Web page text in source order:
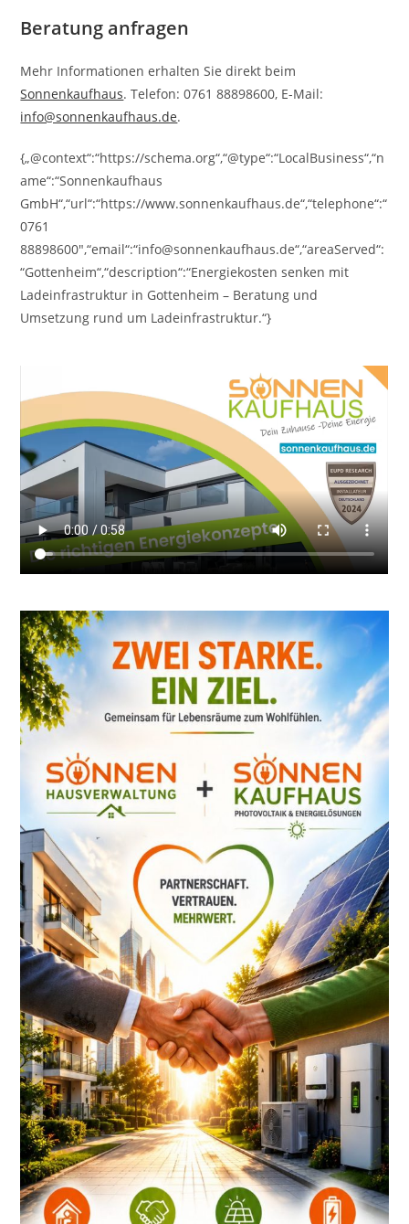
Beratung anfragen
Mehr Informationen erhalten Sie direkt beim
Sonnenkaufhaus. Telefon: 0761 88898600, E-Mail:
info@sonnenkaufhaus.de.
{„@context“:“https://schema.org“,“@type“:“LocalBusiness“,“n
ame“:“Sonnenkaufhaus
GmbH“,“url“:“https://www.sonnenkaufhaus.de“,“telephone“:“
0761
88898600″,“email“:“info@sonnenkaufhaus.de“,“areaServed“:
“Gottenheim“,“description“:“Energiekosten senken mit
Ladeinfrastruktur in Gottenheim – Beratung und
Umsetzung rund um Ladeinfrastruktur.“}